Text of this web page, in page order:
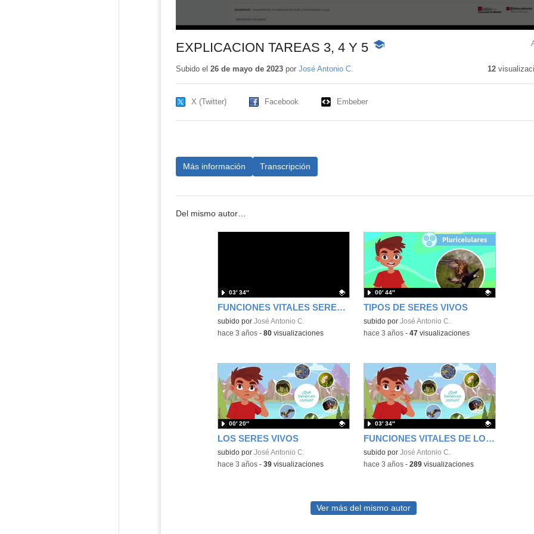
EXPLICACION TAREAS 3, 4 Y 5 -
Subido el 26 de mayo de 2023por José Antonio C. 12
X (Twitter) Facebook Embeber
Más información Transcripción
Del mismo autor…
FUNCIONES VITALES SERES VIVOS
Contenido educativo.
subido por José Antonio C.
03′ 34″
-hace 3 años- 80visualizaciones
TIPOS DE SERES VIVOS
Contenido educativo.
subido por José Antonio C.
00′ 44″
-hace 3 años- 47 visualizaciones
LOS SERES VIVOS
Contenido educativo.
subido por José Antonio C.
00′ 20″
-hace 3 años- 39visualizaciones
FUNCIONES VITALES DE LOS SERES VIVOS
Contenido educativo.
subido por José Antonio C.
03′ 34″
-hace 3 años- 289visualizaciones
Ver más del mismo autor